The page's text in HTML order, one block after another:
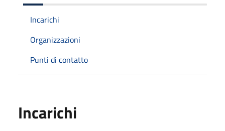
Incarichi
Organizzazioni
Punti di contatto
Incarichi